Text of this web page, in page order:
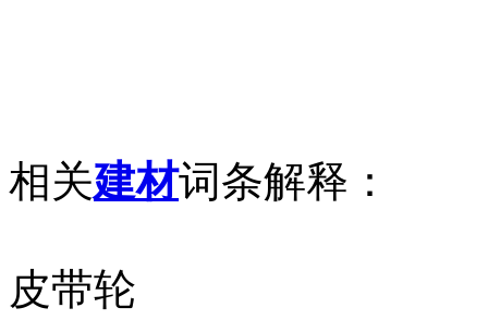
相关建材词条解释：
皮带轮